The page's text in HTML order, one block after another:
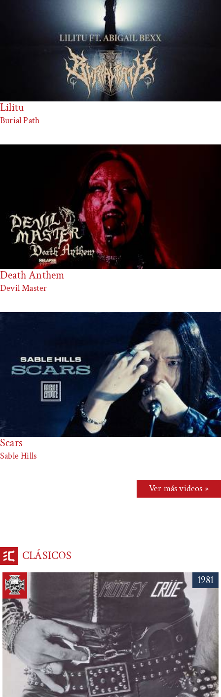
Lilitu
Burial Path
Death Anthem
Devil Master
Scars
Sable Hills
Ver más videos »
CLÁSICOS
1981